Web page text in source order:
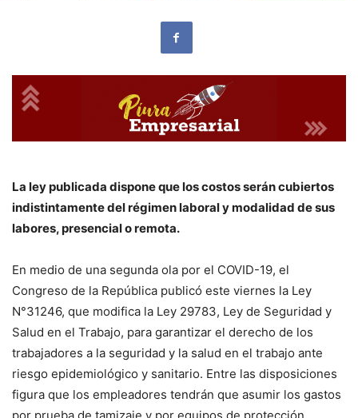
La ley publicada dispone que los costos serán cubiertos
indistintamente del régimen laboral y modalidad de sus
labores, presencial o remota.
En medio de una segunda ola por el COVID-19, el
Congreso de la República publicó este viernes la Ley
N°31246, que modifica la Ley 29783, Ley de Seguridad y
Salud en el Trabajo, para garantizar el derecho de los
trabajadores a la seguridad y la salud en el trabajo ante
riesgo epidemiológico y sanitario. Entre las disposiciones
figura que los empleadores tendrán que asumir los gastos